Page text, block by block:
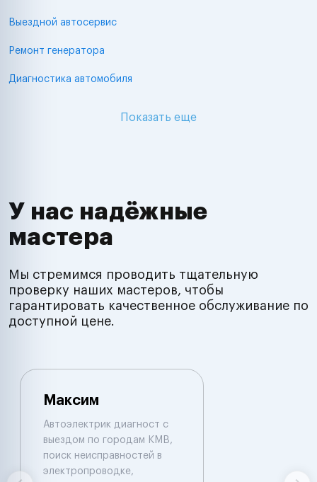
Выездной автосервис
Ремонт генератора
Диагностика автомобиля
Показать еще
У нас надёжные
мастера
Мы стремимся проводить тщательную
проверку наших мастеров, чтобы
гарантировать качественное обслуживание по
доступной цене.
Максим
Автоэлектрик диагност с
выездом по городам КМВ,
поиск неисправностей в
электропроводке,